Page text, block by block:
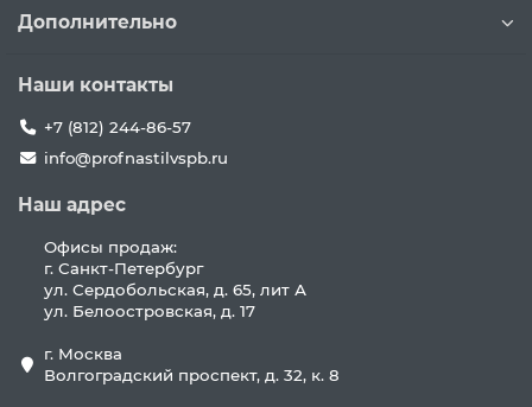
Дополнительно
Наши контакты
+7 (812) 244-86-57
info@profnastilvspb.ru
Наш адрес
Офисы продаж:
г. Санкт-Петербург
ул. Сердобольская, д. 65, лит А
ул. Белоостровская, д. 17
г. Москва
Волгоградский проспект, д. 32, к. 8